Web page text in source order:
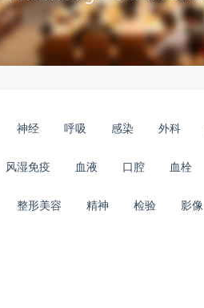
神经 呼吸 感染 外科
风湿免疫 血液 口腔 血栓
整形美容 精神 检验 影像